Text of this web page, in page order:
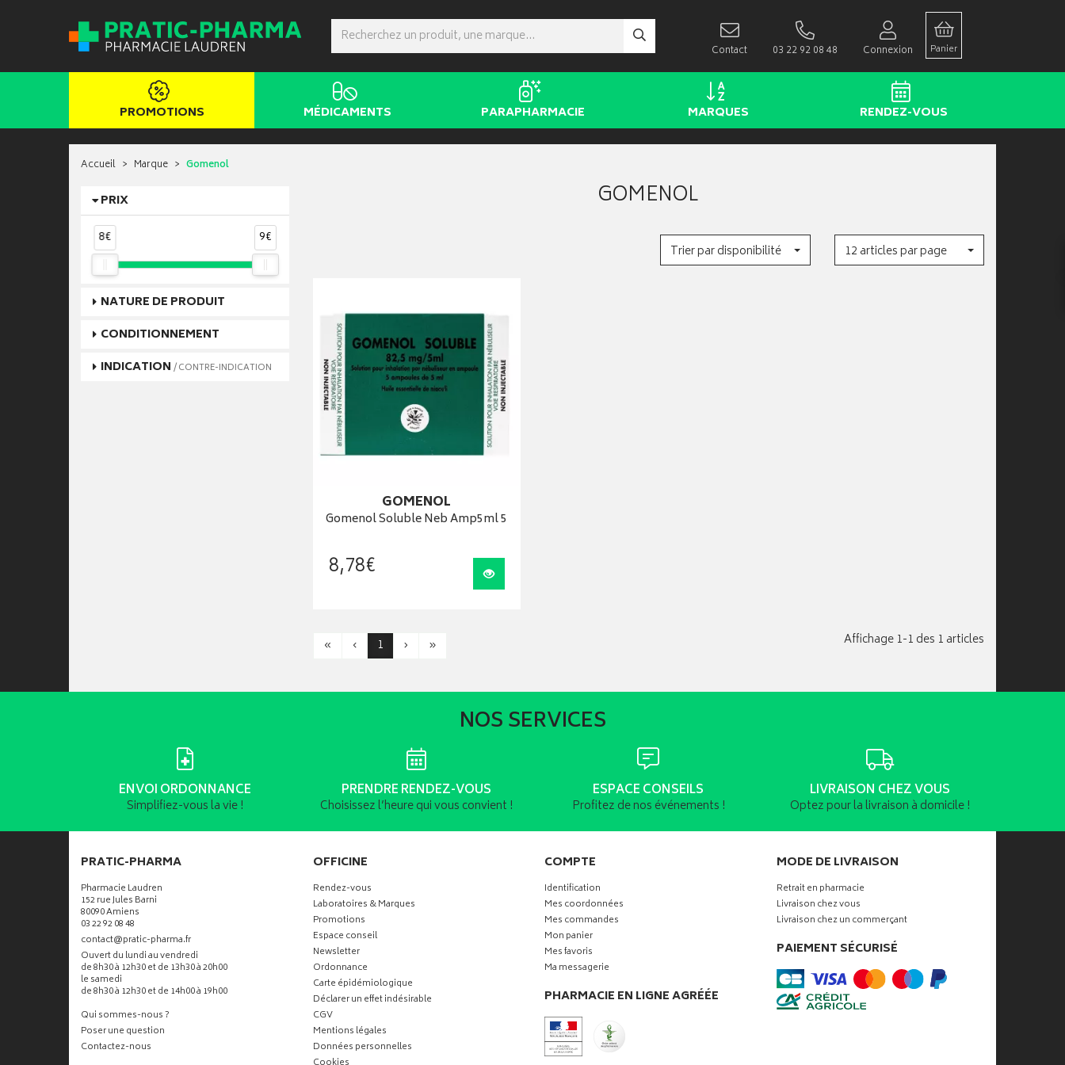
Contact 03 22 92 08 48 Connexion Panier
PROMOTIONS MÉDICAMENTS PARAPHARMACIE MARQUES RENDEZ-VOUS
Accueil Marque Gomenol
PRIX
8€
9€
NATURE DE PRODUIT
CONDITIONNEMENT
INDICATION / CONTRE-INDICATION
GOMENOL
Trier par disponibilité 12 articles par page
GOMENOL
Gomenol Soluble Neb Amp5ml 5
8,78€ Visualiser
« ‹ 1 › » Affichage 1-1 des 1 articles
NOS SERVICES
ENVOI ORDONNANCE
Simplifiez-vous la vie !
PRENDRE RENDEZ-VOUS
Choisissez l’heure qui vous convient !
ESPACE CONSEILS
Profitez de nos événements !
LIVRAISON CHEZ VOUS
Optez pour la livraison à domicile !
PRATIC-PHARMA
Pharmacie Laudren
152 rue Jules Barni
80090 Amiens
03 22 92 08 48
contact-
@-
pratic-pharma.fr
Ouvert du lundi au vendredi
de 8h30 à 12h30 et de 13h30 à 20h00
le samedi
de 8h30 à 12h30 et de 14h00 à 19h00
Qui sommes-nous ?
Poser une question
Contactez-nous
OFFICINE
Rendez-vous
Laboratoires & Marques
Promotions
Espace conseil
Newsletter
Ordonnance
Carte épidémiologique
Déclarer un effet indésirable
CGV
Mentions légales
Données personnelles
COMPTE
Identification
Mes coordonnées
Mes commandes
Mon panier
Mes favoris
Ma messagerie
PHARMACIE EN LIGNE AGRÉÉE
MODE DE LIVRAISON
Retrait en pharmacie
Livraison chez vous
Livraison chez un commerçant
PAIEMENT SÉCURISÉ